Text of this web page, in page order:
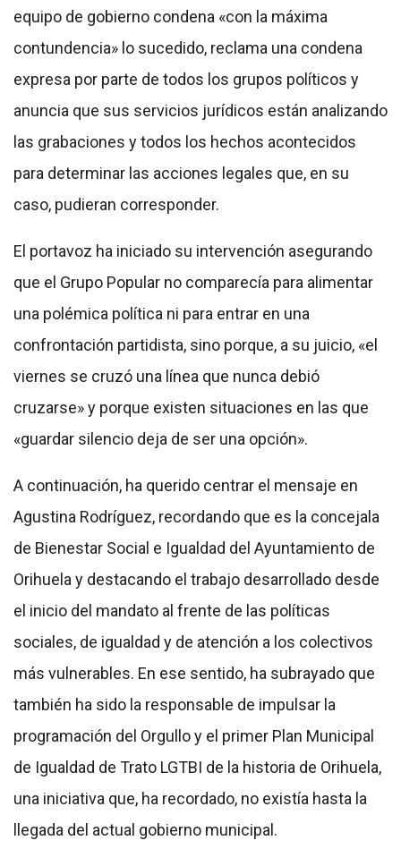
equipo de gobierno condena «con la máxima
contundencia» lo sucedido, reclama una condena
expresa por parte de todos los grupos políticos y
anuncia que sus servicios jurídicos están analizando
las grabaciones y todos los hechos acontecidos
para determinar las acciones legales que, en su
caso, pudieran corresponder.
El portavoz ha iniciado su intervención asegurando
que el Grupo Popular no comparecía para alimentar
una polémica política ni para entrar en una
confrontación partidista, sino porque, a su juicio, «el
viernes se cruzó una línea que nunca debió
cruzarse» y porque existen situaciones en las que
«guardar silencio deja de ser una opción».
A continuación, ha querido centrar el mensaje en
Agustina Rodríguez, recordando que es la concejala
de Bienestar Social e Igualdad del Ayuntamiento de
Orihuela y destacando el trabajo desarrollado desde
el inicio del mandato al frente de las políticas
sociales, de igualdad y de atención a los colectivos
más vulnerables. En ese sentido, ha subrayado que
también ha sido la responsable de impulsar la
programación del Orgullo y el primer Plan Municipal
de Igualdad de Trato LGTBI de la historia de Orihuela,
una iniciativa que, ha recordado, no existía hasta la
llegada del actual gobierno municipal.